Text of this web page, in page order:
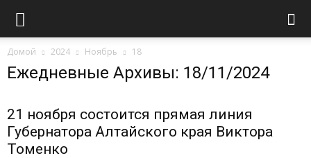
Домой 2024 Ноябрь 18
Ежедневные Архивы: 18/11/2024
21 ноября состоится прямая линия
Губернатора Алтайского края Виктора
Томенко